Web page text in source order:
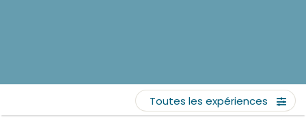
Toutes les expériences